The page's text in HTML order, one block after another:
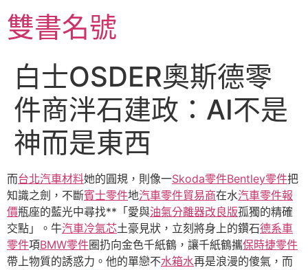
至
主雙書名號
白士OSDER奧斯德零
件商泮石建政：AI不是
神而是東西
而台北汽車材料她的圓規，則像一Skoda零件Bentley零件把
知識之劍，不斷賓士零件地汽車零件貿易商在水汽車零件報
價瓶座的藍光中尋找**「愛與油氣分離器改良版孤獨的精確
交點」。牛汽車冷氣芯土豪見狀，立刻將身上的鑽石德系車
零件項BMW零件圈扔向金色千紙鶴，讓千紙鶴攜保時捷零件
帶上物質的誘惑力。他的單戀不水箱水再是浪漫的傻氣，而